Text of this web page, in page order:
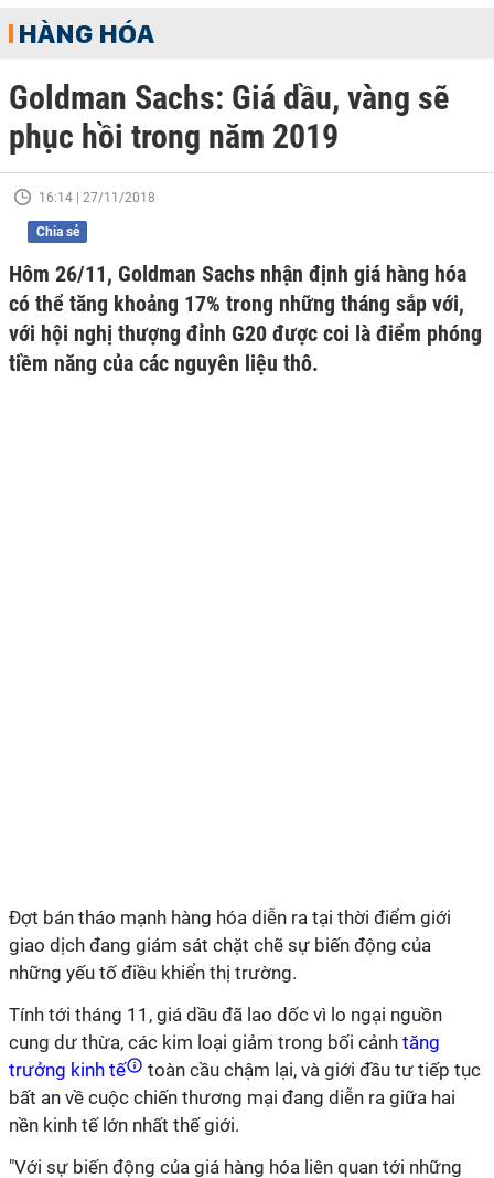
HÀNG HÓA
Goldman Sachs: Giá dầu, vàng sẽ
phục hồi trong năm 2019
16:14 | 27/11/2018
Chia sẻ
Hôm 26/11, Goldman Sachs nhận định giá hàng hóa
có thể tăng khoảng 17% trong những tháng sắp với,
với hội nghị thượng đỉnh G20 được coi là điểm phóng
tiềm năng của các nguyên liệu thô.
Đợt bán tháo mạnh hàng hóa diễn ra tại thời điểm giới
giao dịch đang giám sát chặt chẽ sự biến động của
những yếu tố điều khiển thị trường.
Tính tới tháng 11, giá dầu đã lao dốc vì lo ngại nguồn
cung dư thừa, các kim loại giảm trong bối cảnh tăng
trưởng kinh tế
toàn cầu chậm lại, và giới đầu tư tiếp tục
bất an về cuộc chiến thương mại đang diễn ra giữa hai
nền kinh tế lớn nhất thế giới.
"Với sự biến động của giá hàng hóa liên quan tới những